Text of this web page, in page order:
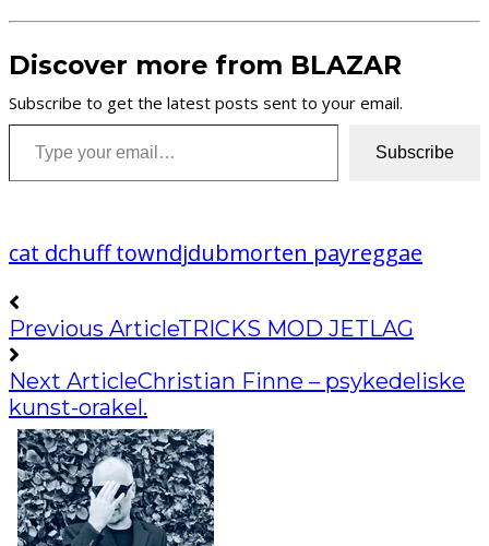
Discover more from BLAZAR
Subscribe to get the latest posts sent to your email.
Type your email…
Subscribe
cat dchuff towndjdubmorten payreggae
Previous ArticleTRICKS MOD JETLAG
Next ArticleChristian Finne – psykedeliske
kunst-orakel.